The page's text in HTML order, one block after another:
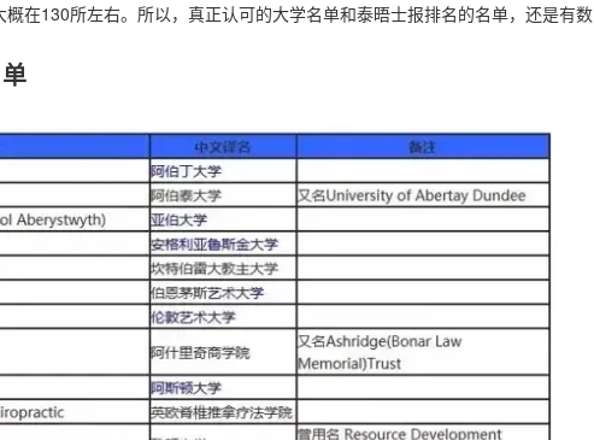
在130所左右。所以，真正认可的大学名单和泰晤士报排名的名单，还是有数